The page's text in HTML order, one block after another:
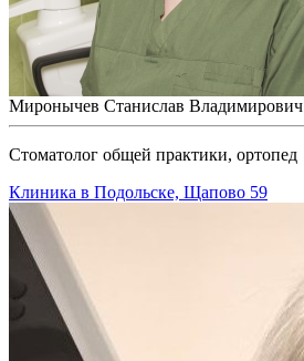
Миронычев Станислав Владимирович
Стоматолог общей практики, ортопед
Клиника в Подольске, Щапово 59